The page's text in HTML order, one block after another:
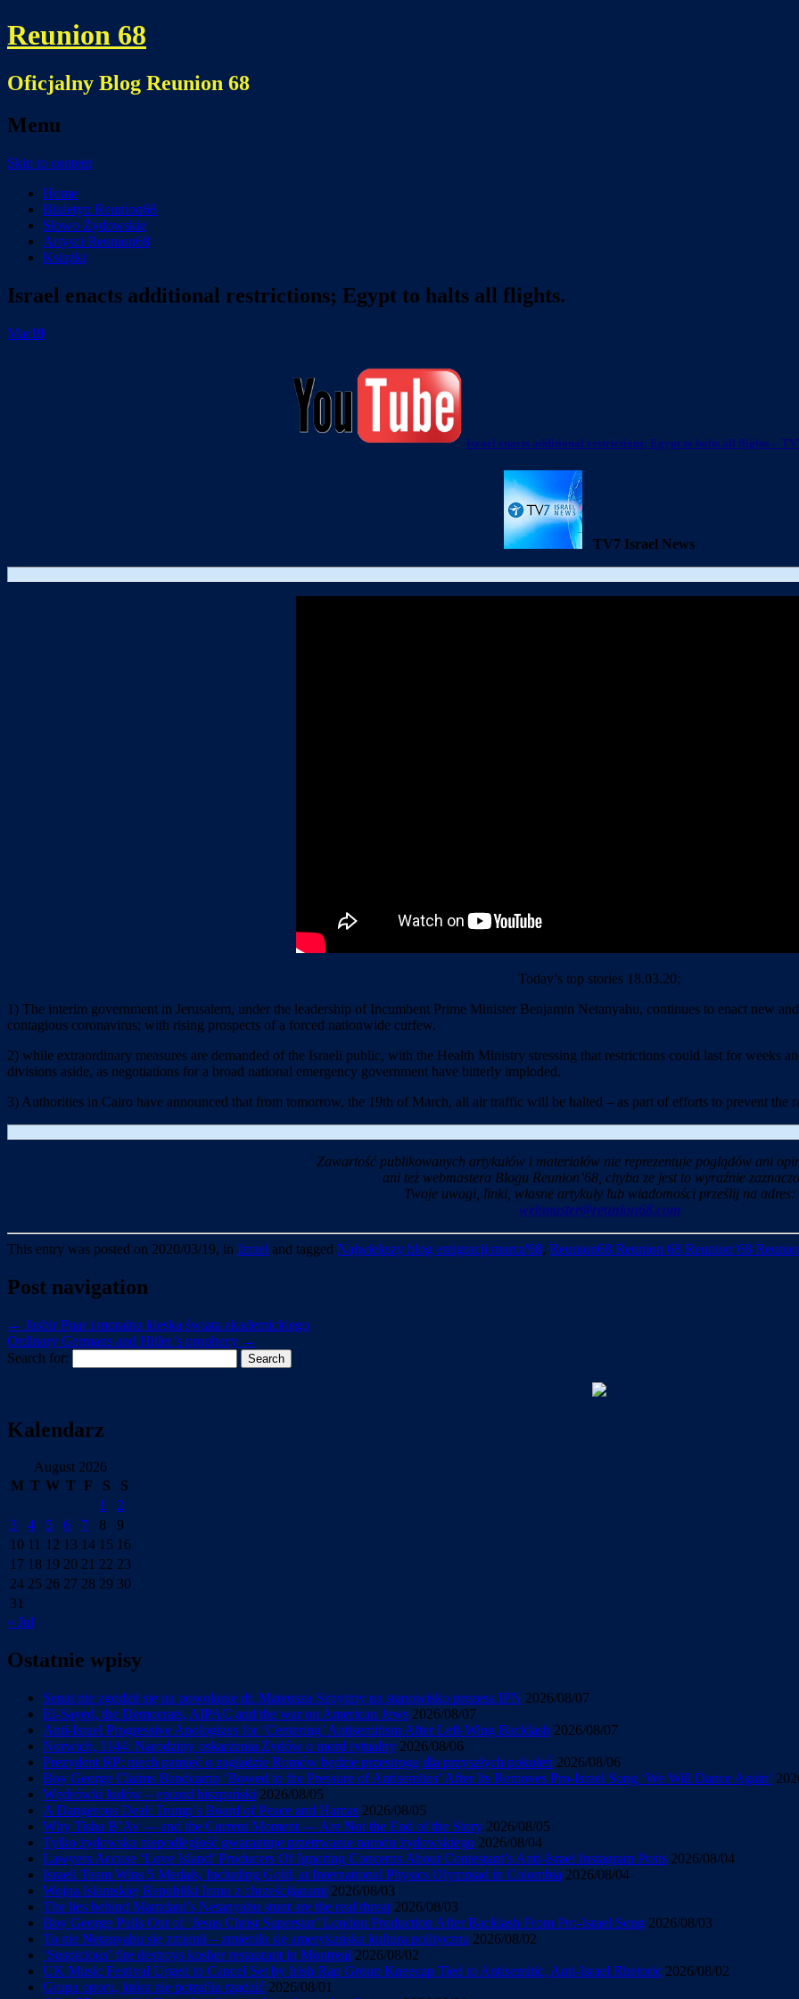
Reunion 68
Oficjalny Blog Reunion 68
Menu
Skip to content
Home
Biuletyn Reunion68
Słowo Żydowskie
Artysci Reunion68
Książki
Israel enacts additional restrictions; Egypt to halts all flights.
Mar19
Israel enacts additional restrictions; Egypt to halts all flights –
TV7 Israel News
Today’s top stories 18.03.20;
1) The interim government in Jerusalem, under the leadership of Incumbent Prime Minister Benjamin Netanyahu, continues to enact new
contagious coronavirus; with rising prospects of a forced nationwide curfew.
2) while extraordinary measures are demanded of the Israeli public, with the Health Ministry stressing that restrictions could last for weeks
divisions aside, as negotiations for a broad national emergency government have bitterly imploded.
3) Authorities in Cairo have announced that from tomorrow, the 19th of March, all air traffic will be halted – as part of efforts to prevent the
Zawartość publikowanych artykułów i materiałów nie reprezentuje poglądów ani
ani też webmastera Blogu Reunion’68, chyba ze jest to wyraźnie
Twoje uwagi, linki, własne artykuły lub wiadomości prześlij na adres:
webmaster@reunion68.com
This entry was posted on 2020/03/19, in Izrael and tagged Najwiekszy blog emigracji marca'68, Reunion68 Reunion 68 Reunion’68
Post navigation
← Jasbir Puar i moralna klęska świata akademickiego
Ordinary Germans and Hitler’s prophecy →
Search for:
Kalendarz
August 2026
M T W T F S
S
1
2
3
4 5 6 7 8
9
10 11 12 13 14 15 16
17 18 19 20 21 22 23
24 25 26 27 28 29 30
31
« Jul
Ostatnie wpisy
Senat nie zgodził się na powołanie dr. Mateusza Szpytmy na stanowisko prezesa IPN 2026/08/07
El-Sayed, the Democrats, AIPAC and the war on American Jews 2026/08/07
Anti-Israel Progressive Apologizes for ‘Centering’ Antisemitism After Left-Wing Backlash 2026/08/07
Norwich, 1144: Narodziny oskarżenia Żydów o mord rytualny 2026/08/06
Prezydent RP: niech pamięć o zagładzie Romów będzie przestrogą dla przyszłych pokoleń 2026/08/06
Boy George Claims Bandcamp ‘Bowed to the Pressure of Antisemites’ After Its Removes Pro-Israel Song ‘We Will Dance Again’
Wędrówki ludów – epizod hiszpański 2026/08/05
A Dangerous Deal: Trump’s Board of Peace and Hamas 2026/08/05
Why Tisha B’Av — and the Current Moment — Are Not the End of the Story 2026/08/05
Tylko żydowska niepodległość gwarantuje przetrwanie narodu żydowskiego 2026/08/04
Lawyers Accuse ‘Love Island’ Producers Of Ignoring Concerns About Contestant’s Anti-Israel Instagram Posts 2026/08/04
Israeli Team Wins 5 Medals, Including Gold, at International Physics Olympiad in Colombia 2026/08/04
Wojna Islamskiej Republiki Iranu z chrześcijanami 2026/08/03
The lies behind Mamdani’s Netanyahu stunt are the real threat 2026/08/03
Boy George Pulls Out of ‘Jesus Christ Superstar’ London Production After Backlash From Pro-Israel Song 2026/08/03
To nie Netanyahu się zmienił – zmieniła się amerykańska kultura polityczna 2026/08/02
‘Suspicious’ fire destroys kosher restaurant in Montreal 2026/08/02
UK Music Festival Urged to Cancel Set by Irish Rap Group Kneecap Tied to Antisemitic, Anti-Israel Rhetoric 2026/08/02
Grupa oporu, która nie potrafiła rządzić 2026/08/01